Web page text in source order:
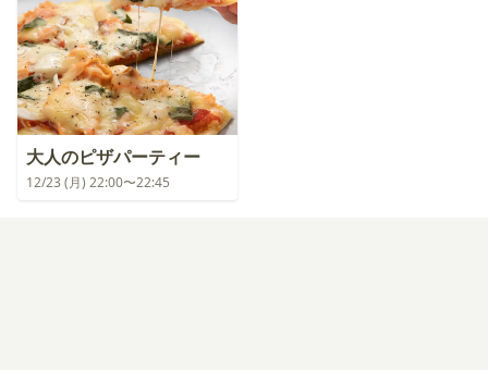
大人のピザパーティー
12/23 (月) 22:00〜22:45